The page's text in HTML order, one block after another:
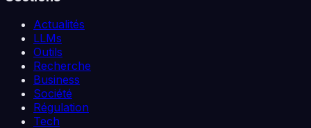
Actualités
LLMs
Outils
Recherche
Business
Société
Régulation
Tech